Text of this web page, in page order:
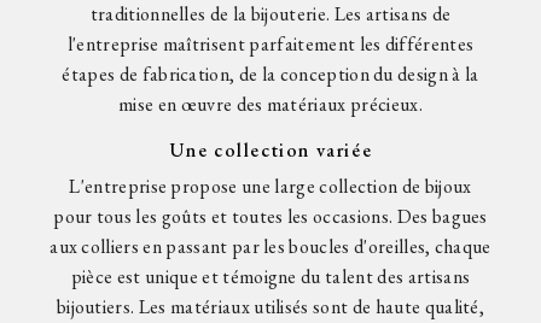
traditionnelles de la bijouterie. Les artisans de
l'entreprise maîtrisent parfaitement les différentes
étapes de fabrication, de la conception du design à la
mise en œuvre des matériaux précieux.
Une collection variée
L'entreprise propose une large collection de bijoux
pour tous les goûts et toutes les occasions. Des bagues
aux colliers en passant par les boucles d'oreilles, chaque
pièce est unique et témoigne du talent des artisans
bijoutiers. Les matériaux utilisés sont de haute qualité,